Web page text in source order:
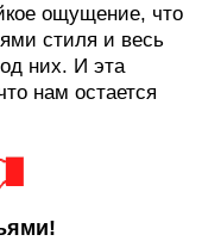
ощущение, что
стиля и весь
них. И эта
нам остается